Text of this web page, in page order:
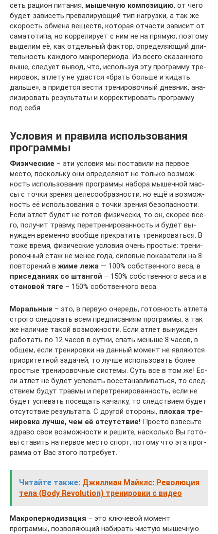
сеть ра­ци­он пи­та­ния, мы­шеч­ную ком­по­зи­цию, от че­го
бу­дет за­ви­сеть пре­ва­ли­ру­ю­щий тип на­г­руз­ки, а так же
ско­рость об­ме­на ве­ществ, ко­то­рая от­час­ти за­ви­сит от
са­ма­то­ти­па, но кор­ре­ли­ру­ет с ним не на пря­мую, по­э­то­му
вы­де­лим её, как от­дель­ный фак­тор, оп­ре­де­ля­ю­щий дли­
тель­ность каж­до­го мак­ро­пе­ри­о­да. Из все­го ска­зан­но­го
вы­ше, сле­ду­ет вы­вод, что, ис­поль­зуя эту про­г­рам­му тре­
ни­ро­вок, ат­ле­ту не удас­т­ся «брать боль­ше и ки­дать
даль­ше», а при­дет­ся вес­ти тре­ни­ро­воч­ный днев­ник, ана­
ли­зи­ро­вать ре­зуль­та­ты и кор­рек­ти­ро­вать про­г­рам­му
под се­бя.
Условия и правила использования
программы
Физические – эти условия мы поставили на первое
место, поскольку они оп­ре­де­ля­ют не толь­ко воз­мож­
ность ис­по­ль­зо­ва­ния про­г­рам­мы на­бо­ра мы­шеч­ной мас­
сы с точ­ки зре­ния це­ле­со­об­раз­нос­ти, но ещё и воз­мож­
ность её ис­поль­зо­ва­ния с точ­ки зре­ния бе­зо­пас­нос­ти.
Ес­ли ат­лет бу­дет не го­тов фи­зи­чес­ки, то он, ско­рее все­
го, по­лу­чит трав­му, пе­ре­тре­ни­ро­ван­ность и бу­дет вы­
нуж­ден вре­мен­но во­об­ще прек­ра­тить тре­ни­ро­ва­ть­ся. В
то­же вре­мя, фи­зи­чес­кие ус­ло­вия очень прос­тые: тре­ни­
ро­воч­ный стаж не ме­нее го­да, си­ло­вые по­ка­за­те­ли на 8
пов­то­ре­ний в жи­ме ле­жа — 100% соб­с­т­вен­но­го ве­са, в
при­се­да­ни­ях со штан­гой – 150% соб­с­т­вен­но­го ве­са и в
ста­но­вой тя­ге – 150% соб­с­т­вен­но­го ве­са.
Моральные – это, в первую очередь, готовность атлета
строго сле­до­вать всем пред­пи­са­ни­ям про­г­рам­мы, а так
же на­ли­чие та­кой воз­мож­нос­ти. Ес­ли ат­лет вы­нуж­ден
ра­бо­тать по 12 ча­сов в сут­ки, спать мень­ше 8 ча­сов, в
об­щем, ес­ли тре­ни­ров­ки на дан­ный мо­мент не яв­ля­ют­ся
при­о­ри­тет­ной за­да­чей, то луч­ше ис­поль­зо­вать бо­лее
прос­тые тре­ни­ро­воч­ные сис­те­мы. Суть все в том же! Ес­
ли ат­лет не бу­дет ус­пе­вать вос­ста­нав­ли­ва­ть­ся, то след­
с­т­ви­ем бу­дут трав­мы и пе­ре­тре­ни­ро­ван­ность, ес­ли не
бу­дет ус­пе­вать по­се­щать ка­чал­ку, то след­с­т­ви­ем бу­дет
от­сут­с­т­вие ре­зуль­та­та. С дру­гой сто­ро­ны, пло­хая тре­
ни­ров­ка луч­ше, чем её от­сут­с­т­вие! Про­с­то взве­сь­те
здра­во свои воз­мож­нос­ти и ре­ши­те, на­с­ко­ль­ко Вы го­то­
вы ста­вить на пер­вое мес­то спорт, по­то­му что эта про­г­
рам­ма от Вас это­го по­т­ре­бу­ет.
Читайте также: Джиллиан Майклс: Революция
тела (Body Revolution) тренировки с видео
Макропериодизация – это ключевой момент
программы, поз­во­ля­ю­щий на­би­рать чи­с­тую мы­шеч­ную